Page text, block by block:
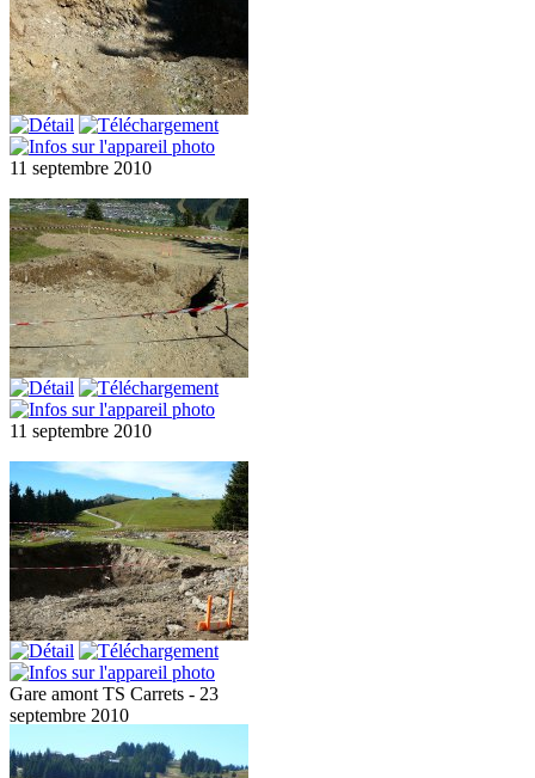
11 septembre 2010
11 septembre 2010
Gare amont TS Carrets - 23
septembre 2010